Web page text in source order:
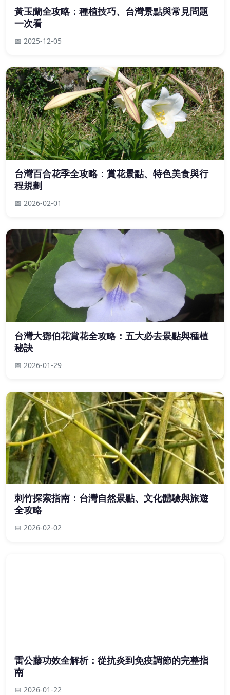
黃玉蘭全攻略：種植技巧、台灣景點與常見問題
一次看
📅 2025-12-05
台灣百合花季全攻略：賞花景點、特色美食與行
程規劃
📅 2026-02-01
台灣大鄧伯花賞花全攻略：五大必去景點與種植
秘訣
📅 2026-01-29
刺竹探索指南：台灣自然景點、文化體驗與旅遊
全攻略
📅 2026-02-02
雷公藤功效全解析：從抗炎到免疫調節的完整指
南
📅 2026-01-22